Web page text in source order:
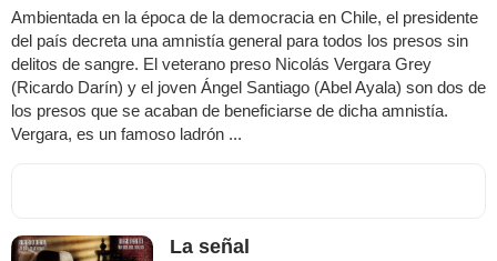
Ambientada en la época de la democracia en Chile, el presidente
del país decreta una amnistía general para todos los presos sin
delitos de sangre. El veterano preso Nicolás Vergara Grey
(Ricardo Darín) y el joven Ángel Santiago (Abel Ayala) son dos de
los presos que se acaban de beneficiarse de dicha amnistía.
Vergara, es un famoso ladrón ...
La señal